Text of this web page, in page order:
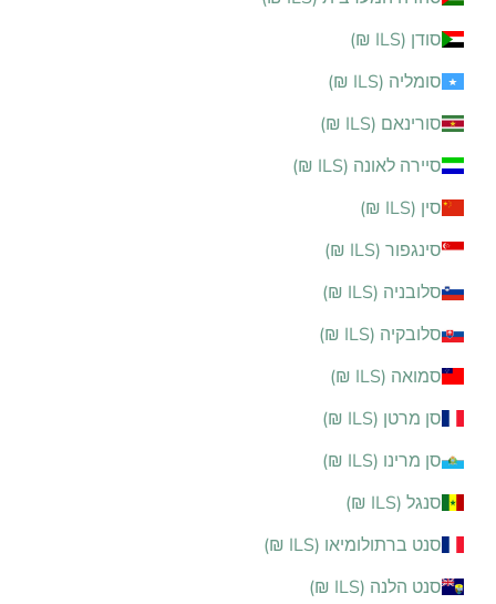
סודן (ILS ₪)
סומליה (ILS ₪)
סורינאם (ILS ₪)
סיירה לאונה (ILS ₪)
סין (ILS ₪)
סינגפור (ILS ₪)
סלובניה (ILS ₪)
סלובקיה (ILS ₪)
סמואה (ILS ₪)
סן מרטן (ILS ₪)
סן מרינו (ILS ₪)
סנגל (ILS ₪)
סנט ברתולומיאו (ILS ₪)
סנט הלנה (ILS ₪)